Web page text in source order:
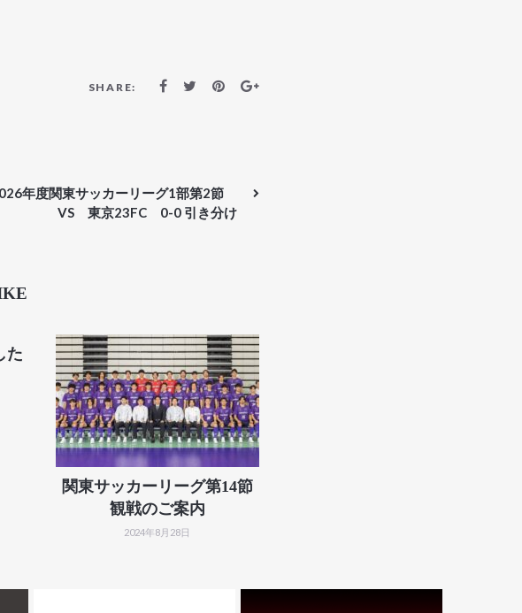
SHARE:
年度関東サッカーリーグ1部第2節
VS 東京23FC 0-0 引き分け
た
関東サッカーリーグ第14節
観戦のご案内
2024年8月28日